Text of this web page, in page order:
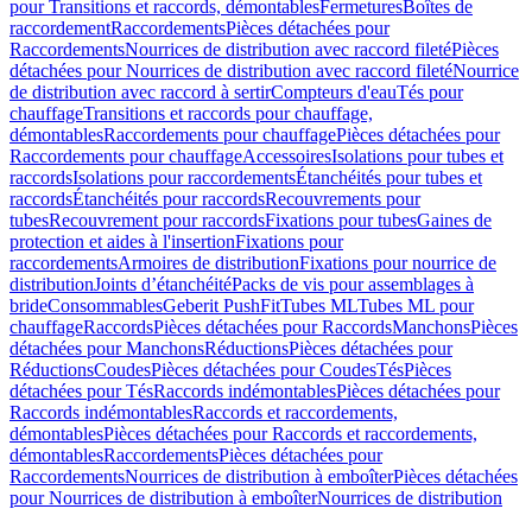
pour Transitions et raccords, démontablesFermeturesBoîtes de
raccordementRaccordementsPièces détachées pour
RaccordementsNourrices de distribution avec raccord filetéPièces
détachées pour Nourrices de distribution avec raccord filetéNourrice
de distribution avec raccord à sertirCompteurs d'eauTés pour
chauffageTransitions et raccords pour chauffage,
démontablesRaccordements pour chauffagePièces détachées pour
Raccordements pour chauffageAccessoiresIsolations pour tubes et
raccordsIsolations pour raccordementsÉtanchéités pour tubes et
raccordsÉtanchéités pour raccordsRecouvrements pour
tubesRecouvrement pour raccordsFixations pour tubesGaines de
protection et aides à l'insertionFixations pour
raccordementsArmoires de distributionFixations pour nourrice de
distributionJoints d’étanchéitéPacks de vis pour assemblages à
brideConsommablesGeberit PushFitTubes MLTubes ML pour
chauffageRaccordsPièces détachées pour RaccordsManchonsPièces
détachées pour ManchonsRéductionsPièces détachées pour
RéductionsCoudesPièces détachées pour CoudesTésPièces
détachées pour TésRaccords indémontablesPièces détachées pour
Raccords indémontablesRaccords et raccordements,
démontablesPièces détachées pour Raccords et raccordements,
démontablesRaccordementsPièces détachées pour
RaccordementsNourrices de distribution à emboîterPièces détachées
pour Nourrices de distribution à emboîterNourrices de distribution